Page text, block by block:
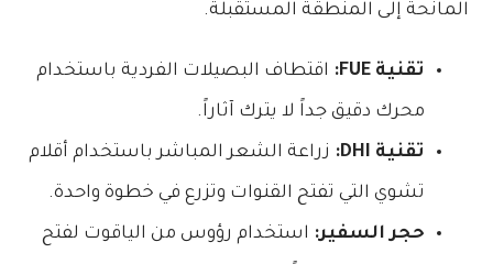
المانحة إلى المنطقة المستقبلة.
تقنية FUE: اقتطاف البصيلات الفردية باستخدام
محرك دقيق جداً لا يترك آثاراً.
تقنية DHI: زراعة الشعر المباشر باستخدام أقلام
تشوي التي تفتح القنوات وتزرع في خطوة واحدة.
حجر السفير: استخدام رؤوس من الياقوت لفتح